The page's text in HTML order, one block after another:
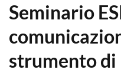
Seminario
strumento di